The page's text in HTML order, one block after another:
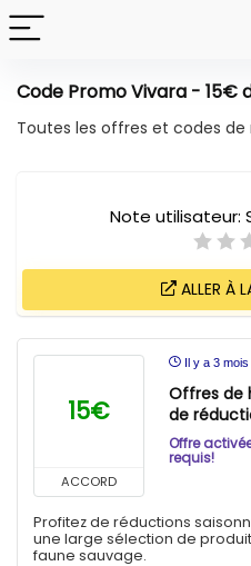
Code Promo Vivara - 15€
Toutes les offres et codes
Note utilisateur:
ALLER À
15€
ACCORD
Il y a 3 mois
Offres de
de
Offre
requis!
Profitez de réductions
une large sélection de
faune sauvage.